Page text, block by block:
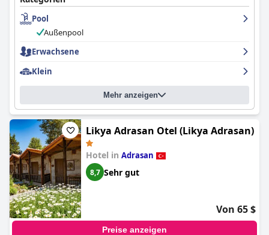
Pool
Außenpool
Erwachsene
Klein
Mehr anzeigen
Likya Adrasan Otel (Likya Adrasan)
Hotel in Adrasan
8,7 Sehr gut
Von 65 $
Preise anzeigen